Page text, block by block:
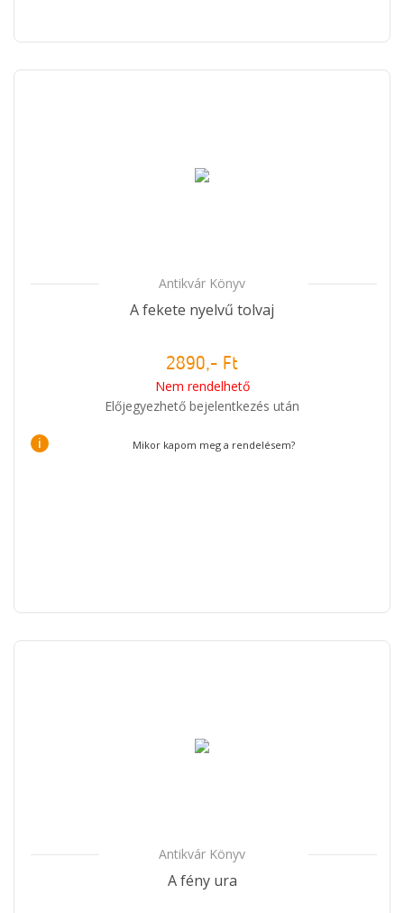
Antikvár Könyv
A fekete nyelvű tolvaj
2890,- Ft
Nem rendelhető
Előjegyezhető bejelentkezés után
i Mikor kapom meg a rendelésem?
Antikvár Könyv
A fény ura